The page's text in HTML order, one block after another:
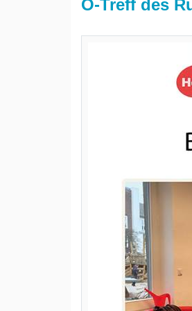
Ö-Treff des